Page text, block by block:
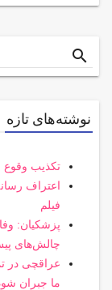
Search
for
search
نوشته‌های تازه
تکذیب وقوع
اعتراف
فیلم
پزشکیان:
چالش‌های
عراقچی در
ما جبران